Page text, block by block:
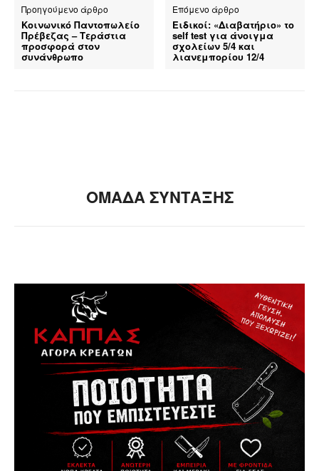
Προηγούμενο άρθρο
Κοινωνικό Παντοπωλείο
Πρέβεζας – Τεράστια
προσφορά στον
συνάνθρωπο
Επόμενο άρθρο
Ειδικοί: «Διαβατήριο» το
self test για άνοιγμα
σχολείων 5/4 και
λιανεμπορίου 12/4
ΟΜΑΔΑ ΣΥΝΤΑΞΗΣ